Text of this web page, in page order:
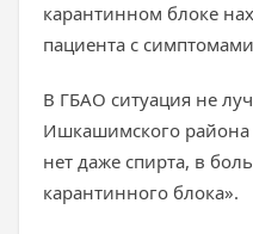
карантинном блоке
пациента с
В ГБАО ситуация не
Ишкашимского района
нет даже спирта, в
карантинного блока».